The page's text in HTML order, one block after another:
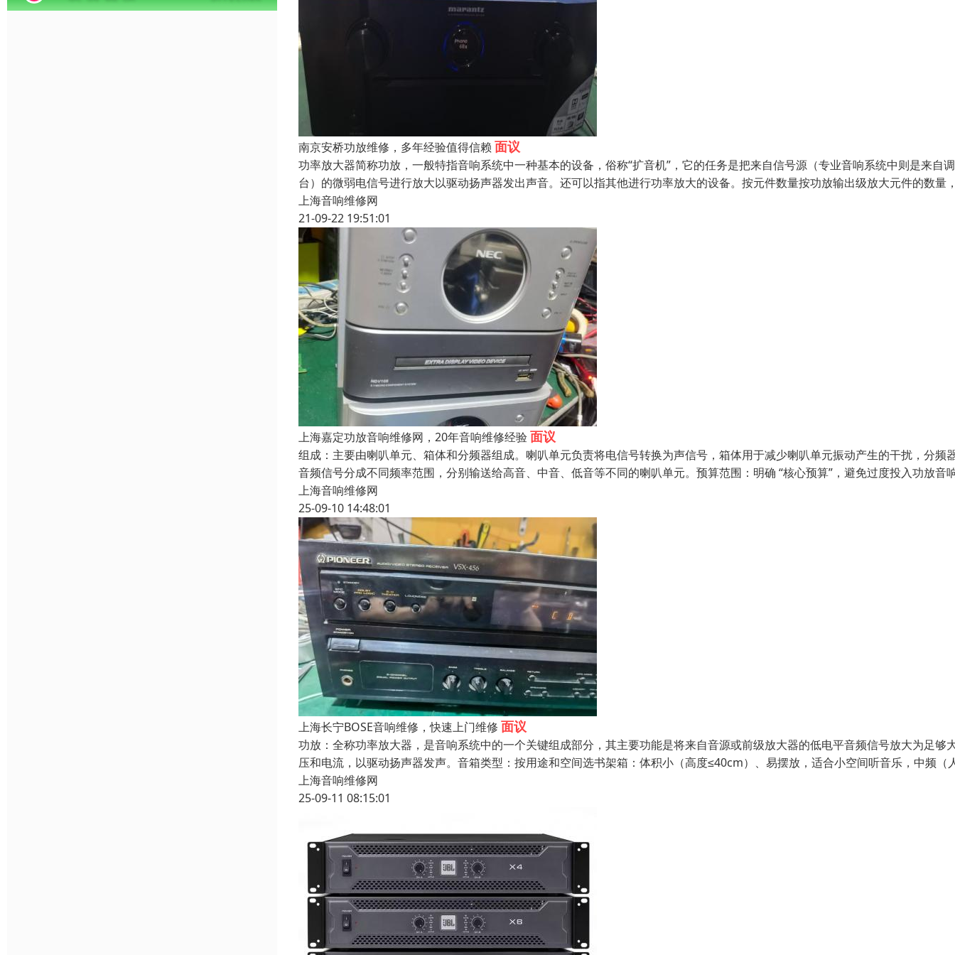
南京安桥功放维修，多年经验值得信赖 面议
功率放大器简称功放，一般特指音响系统中一种基本的设备，俗称“扩音机”，它的任务是把来自信号源（专业音响系统中则是来自
台）的微弱电信号进行放大以驱动扬声器发出声音。还可以指其他进行功率放大的设备。按元件数量按功放输出级放大元件的数量
上海音响维修网
21-09-22 19:51:01
上海嘉定功放音响维修网，20年音响维修经验 面议
组成：主要由喇叭单元、箱体和分频器组成。喇叭单元负责将电信号转换为声信号，箱体用于减少喇叭单元振动产生的干扰，分频
音频信号分成不同频率范围，分别输送给高音、中音、低音等不同的喇叭单元。预算范围：明确 “核心预算”，避免过度投入功放音
上海音响维修网
25-09-10 14:48:01
上海长宁BOSE音响维修，快速上门维修 面议
功放：全称功率放大器，是音响系统中的一个关键组成部分，其主要功能是将来自音源或前级放大器的低电平音频信号放大为足够
压和电流，以驱动扬声器发声。音箱类型：按用途和空间选书架箱：体积小（高度≤40cm）、易摆放，适合小空间听音乐，中频（
上海音响维修网
25-09-11 08:15:01